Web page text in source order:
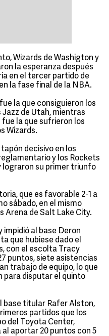
Wizards de Washigton y
la esperanza después
en el tercer partido de
la fase final de la NBA.
la que consiguieron los
de Utah, mientras
la que sufrieron los
Wizards.
decisivo en los
y los Rockets
lograron su primer triunfo
que es favorable 2-1 a
sábado, en el mismo
Arena de Salt Lake City.
impidió al base Deron
que hubiese dado el
con el escolta Tracy
puntos, siete asistencias
trabajo de equipo, lo que
para disputar el quinto
base titular Rafer Alston,
partidos que los
del Toyota Center,
aportar 20 puntos con 5